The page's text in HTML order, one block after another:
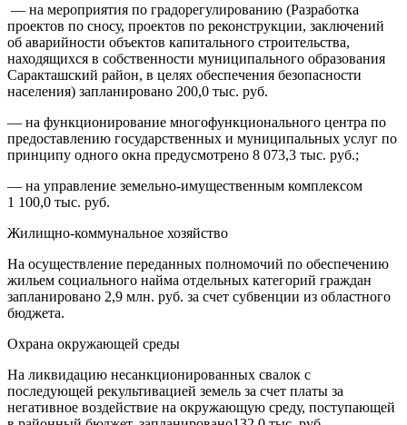
— на мероприятия по градорегулированию (Разработка
проектов по сносу, проектов по реконструкции, заключений
об аварийности объектов капитального строительства,
находящихся в собственности муниципального образования
Саракташский район, в целях обеспечения безопасности
населения) запланировано 200,0 тыс. руб.
— на функционирование многофункционального центра по
предоставлению государственных и муниципальных услуг по
принципу одного окна предусмотрено 8 073,3 тыс. руб.;
— на управление земельно-имущественным комплексом
1 100,0 тыс. руб.
Жилищно-коммунальное хозяйство
На осуществление переданных полномочий по обеспечению
жильем социального найма отдельных категорий граждан
запланировано 2,9 млн. руб. за счет субвенции из областного
бюджета.
Охрана окружающей среды
На ликвидацию несанкционированных свалок с
последующей рекультивацией земель за счет платы за
негативное воздействие на окружающую среду, поступающей